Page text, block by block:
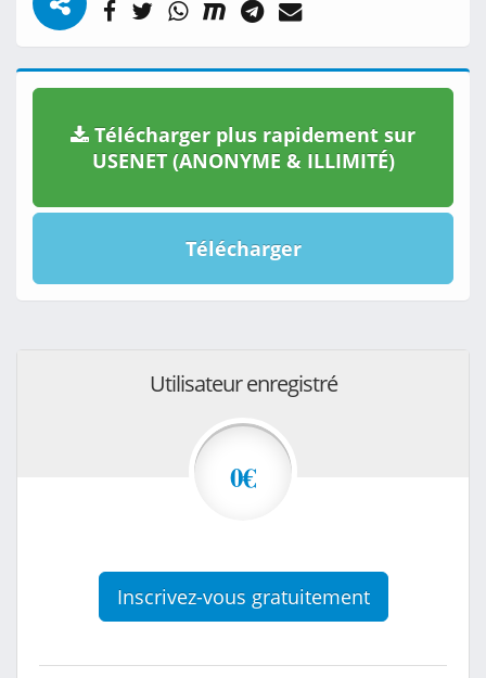
Télécharger plus rapidement sur
USENET (ANONYME & ILLIMITÉ)
Télécharger
Utilisateur enregistré
0€
Inscrivez-vous gratuitement